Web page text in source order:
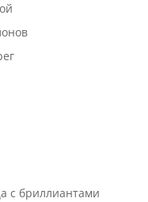
с бриллиантами